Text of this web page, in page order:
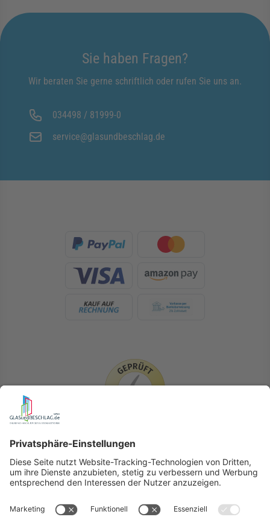
Sie haben Fragen?
Wir beraten Sie gerne schriftlich oder rufen Sie uns an.
034498 / 81999-0
service@glasundbeschlag.de